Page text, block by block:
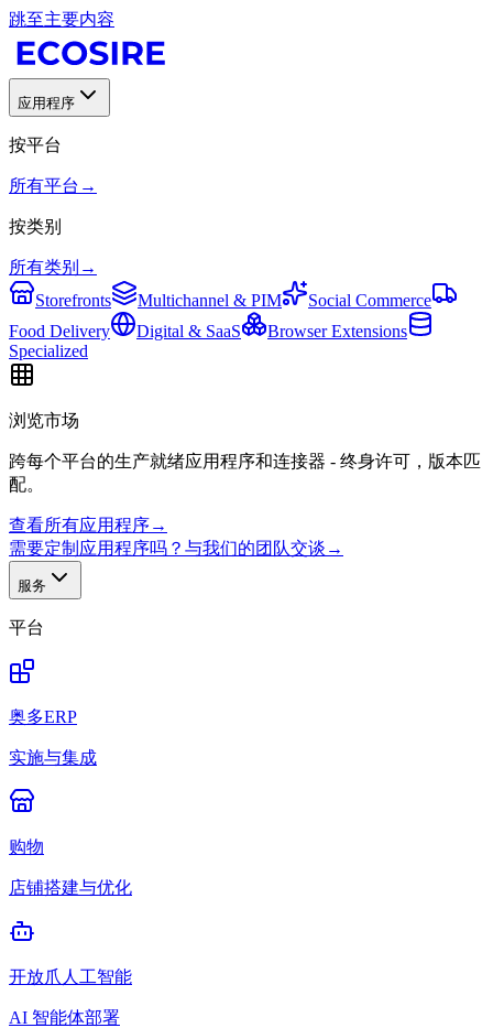
跳至主要内容
应用程序
按平台
所有平台 →
按类别
所有类别 →
Storefronts
Multichannel & PIM
Social Commerce
Food Delivery
Digital & SaaS
Browser Extensions
Specialized
浏览市场
跨每个平台的生产就绪应用程序和连接器 - 终身许可，版本匹
配。
查看所有应用程序→
需要定制应用程序吗？与我们的团队交谈 →
服务
平台
奥多ERP
实施与集成
购物
店铺搭建与优化
开放爪人工智能
AI 智能体部署